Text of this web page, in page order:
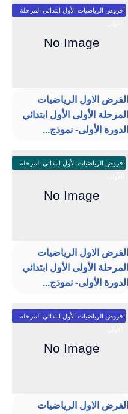
فروض الرياضيات الأول ابتدائي المرحلة
الفرض الاول الرياضيات
المرحلة الأولى الأول ابتدائي
الدورة الأولى- نموذج...
فروض الرياضيات الأول ابتدائي المرحلة
الفرض الاول الرياضيات
المرحلة الأولى الأول ابتدائي
الدورة الأولى- نموذج...
فروض الرياضيات الأول ابتدائي المرحلة
الفرض الاول الرياضيات